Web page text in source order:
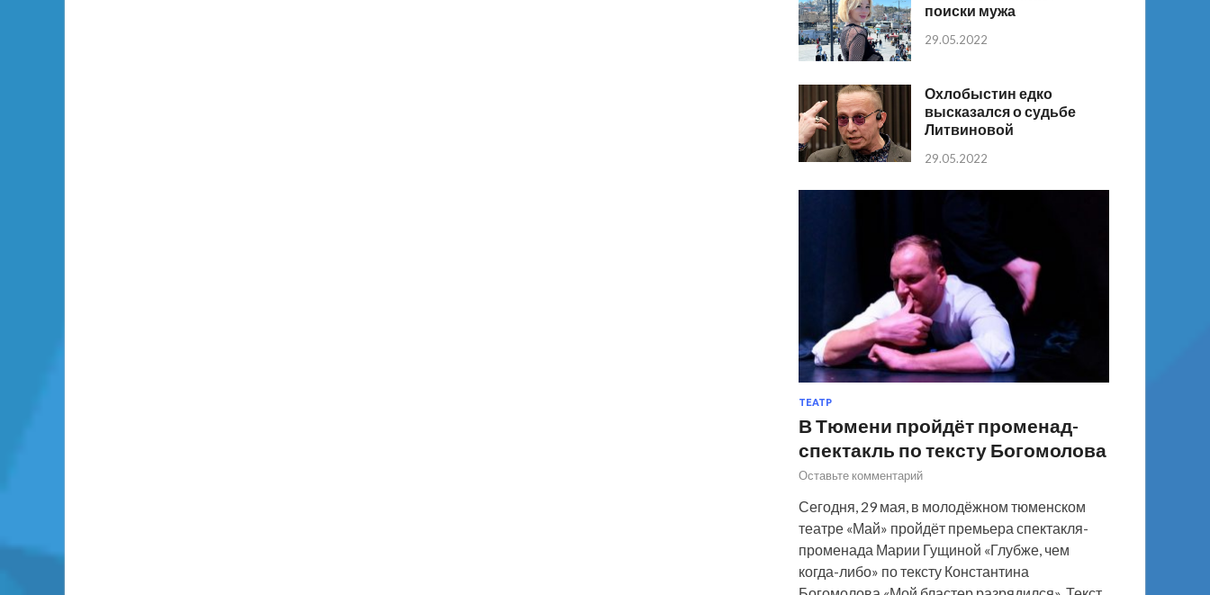
поиски мужа
29.05.2022
Охлобыстин едко
высказался о судьбе
Литвиновой
29.05.2022
ТЕАТР
В Тюмени пройдёт променад-
спектакль по тексту Богомолова
Оставьте комментарий
Сегодня, 29 мая, в молодёжном тюменском
театре «Май» пройдёт премьера спектакля-
променада Марии Гущиной «Глубже, чем
когда-либо» по тексту Константина